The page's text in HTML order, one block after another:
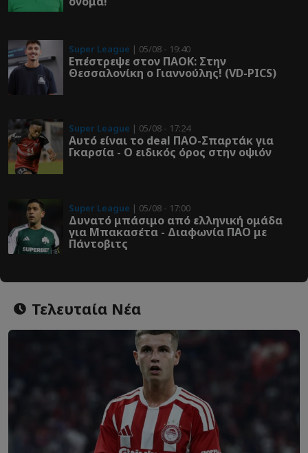
Super League | 05/08 - 19:40
Επέστρεψε στον ΠΑOK: Στην
Θεσσαλονίκη ο Γιαννούλης! (VD-PICS)
Super League | 05/08 - 17:24
Αυτό είναι το deal ΠΑΟ-Σπαρτάκ για
Γκαρσία - Ο ειδικός όρος στην οψιόν
Super League | 05/08 - 17:00
Δυνατό μπάσιμο από ελληνική ομάδα
για Μπακασέτα - Διαφωνία ΠΑΟ με
Πάντοβιτς
Τελευταία Νέα